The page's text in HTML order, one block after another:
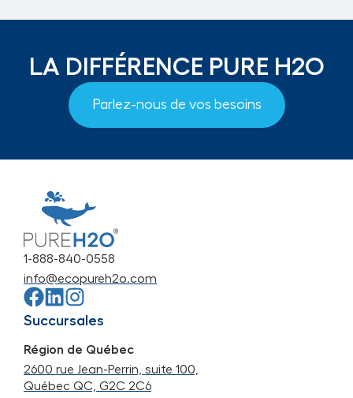
LA DIFFÉRENCE PURE H2O
Parlez-nous de vos besoins
1-888-840-0558
info@ecopureh2o.com
Succursales
Région de Québec
2600 rue Jean-Perrin, suite 100,
Québec QC, G2C 2C6